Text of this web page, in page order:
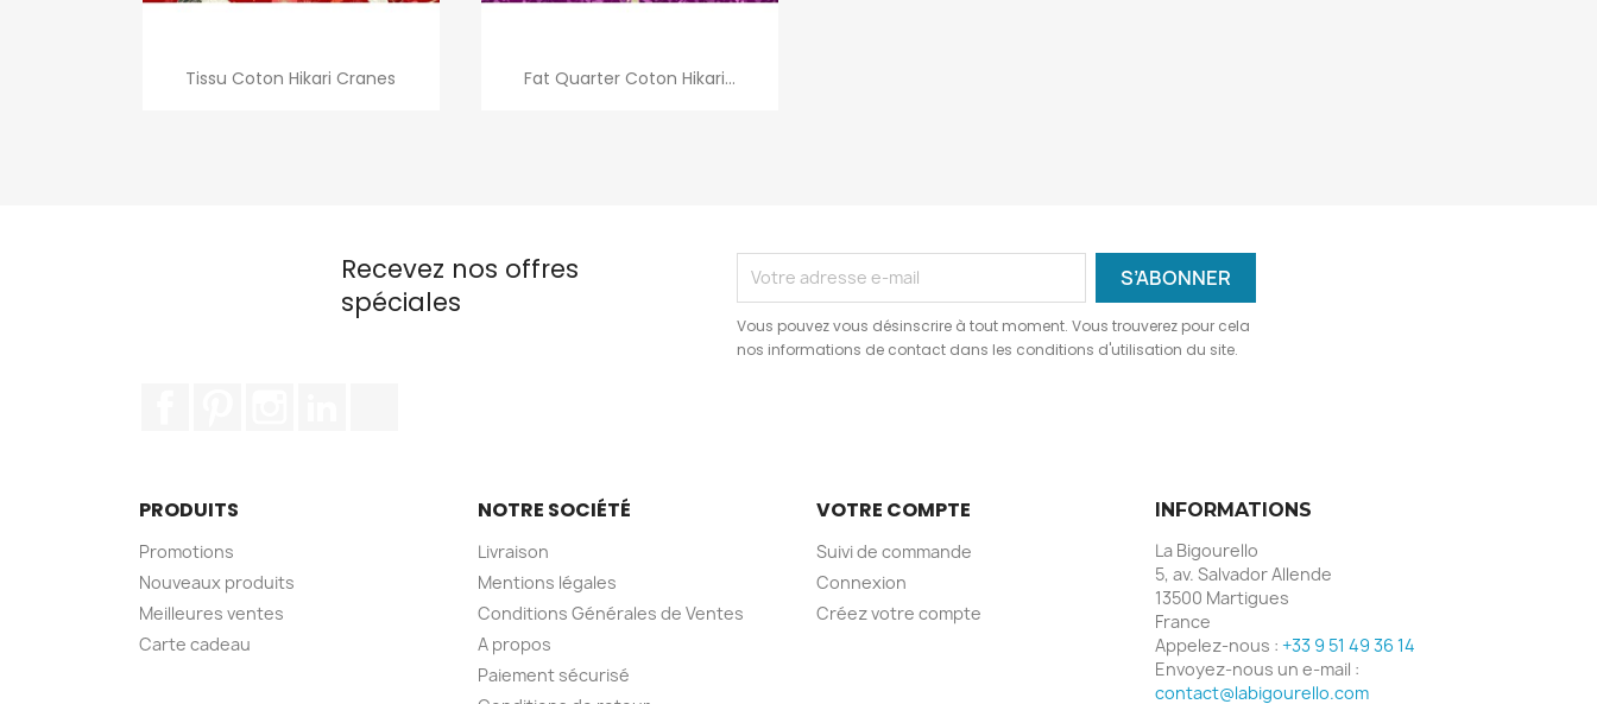
Aperçu rapide
Tissu Coton Hikari Cranes Aperçu rapide
Fat Quarter Coton Hikari...
Recevez nos offres
spéciales
Vous pouvez vous désinscrire à tout moment. Vous trouverez pour cela
nos informations de contact dans les conditions d'utilisation du site.
PRODUITS
Promotions
Nouveaux produits
Meilleures ventes
Carte cadeau
NOTRE SOCIÉTÉ
Livraison
Mentions légales
Conditions Générales de Ventes
A propos
Paiement sécurisé
VOTRE COMPTE
Suivi de commande
Connexion
Créez votre compte
INFORMATIONS
La Bigourello
5, av. Salvador Allende
13500 Martigues
France
Appelez-nous : +33 9 51 49 36 14
Envoyez-nous un e-mail :
contact@labigourello.com